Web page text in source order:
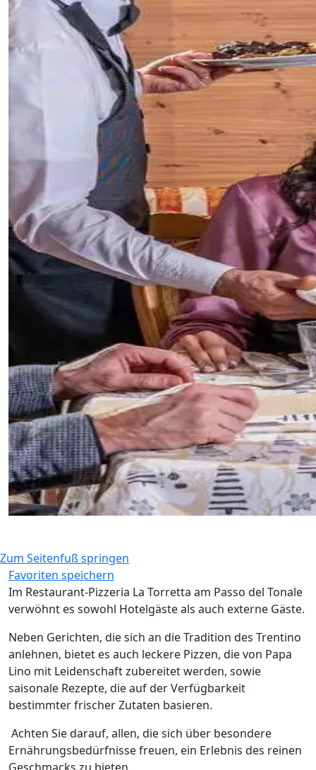
Zum Seitenfuß springen
Favoriten speichern
Im Restaurant-Pizzeria La Torretta am Passo del Tonale
verwöhnt es sowohl Hotelgäste als auch externe Gäste.
Neben Gerichten, die sich an die Tradition des Trentino
anlehnen, bietet es auch leckere Pizzen, die von Papa
Lino mit Leidenschaft zubereitet werden, sowie
saisonale Rezepte, die auf der Verfügbarkeit
bestimmter frischer Zutaten basieren.
Achten Sie darauf, allen, die sich über besondere
Ernährungsbedürfnisse freuen, ein Erlebnis des reinen